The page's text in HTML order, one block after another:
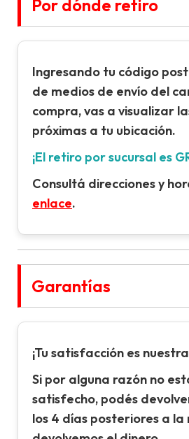
Por dónde retiro
Ingresando tu código
de medios de envío del
compra, vas a visualizar
próximas a tu ubicación.
¡El retiro por sucursal es
Consultá direcciones y
enlace.
Garantías
¡Tu satisfacción es
Si por alguna razón no
satisfecho, podés
los 4 días posteriores a la